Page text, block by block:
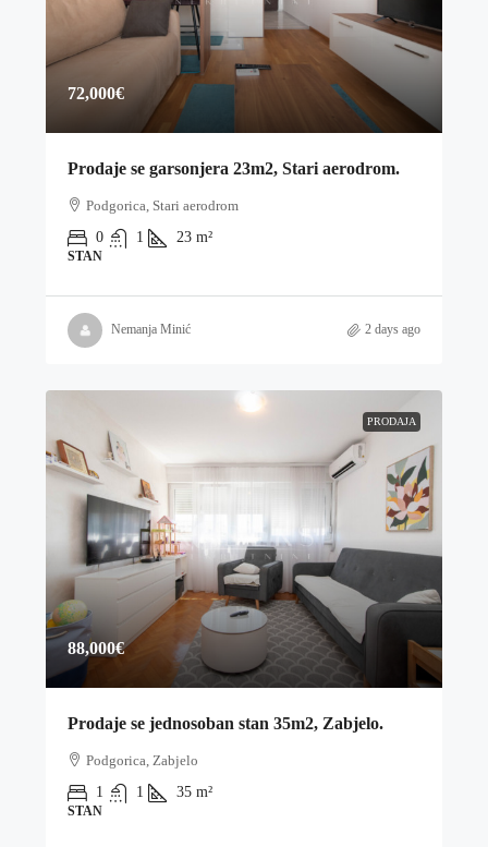
72,000€
Prodaje se garsonjera 23m2, Stari aerodrom.
Podgorica, Stari aerodrom
0
1 23 m²
STAN
Nemanja Minić 2 days ago
PRODAJA
88,000€
Prodaje se jednosoban stan 35m2, Zabjelo.
Podgorica, Zabjelo
1
1 35 m²
STAN